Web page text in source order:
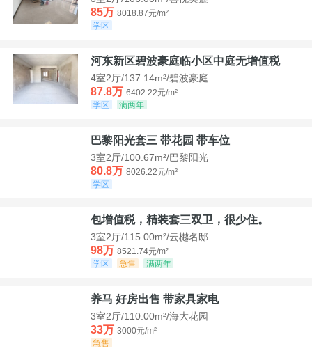
85万 8018.87元/m²
学区
河东新区碧波豪庭临小区中庭无增值税
4室2厅/137.14m²/碧波豪庭
87.8万 6402.22元/m²
学区
满两年
巴黎阳光套三 带花园 带车位
3室2厅/100.67m²/巴黎阳光
80.8万 8026.22元/m²
学区
包增值税，精装套三双卫，很少住。
3室2厅/115.00m²/云樾名邸
98万 8521.74元/m²
学区
急售 满两年
养马 好房出售 带家具家电
3室2厅/110.00m²/海大花园
33万 3000元/m²
急售